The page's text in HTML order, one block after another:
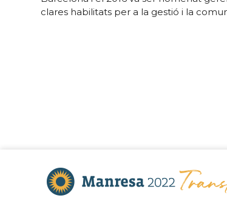
clares habilitats per a la gestió i la